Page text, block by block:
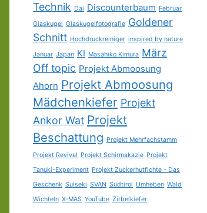
Technik Dai Discounterbaum Februar
Glaskugel Glaskugelfotografie Goldener
Schnitt Hochdruckreiniger inspired by nature
Januar Japan KI Masahiko Kimura März
Off topic Projekt Abmoosung
Ahorn Projekt Abmoosung
Mädchenkiefer Projekt
Ankor Wat Projekt
Beschattung Projekt Mehrfachstamm
Projekt Revival Projekt Schirmakazie Projekt
Tanuki-Experiment Projekt Zuckerhutfichte - Das
Geschenk Suiseki SVAN Südtirol Umheben Wald
Wichteln X-MAS YouTube Zirbelkiefer